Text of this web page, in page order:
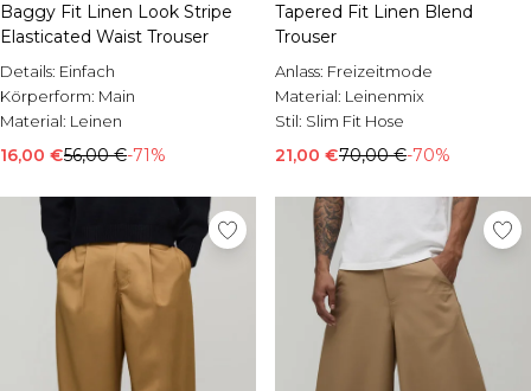
Baggy Fit Linen Look Stripe
Elasticated Waist Trouser
Details: Einfach
Körperform: Main
Material: Leinen
16,00 €56,00 €-71%
Tapered Fit Linen Blend
Trouser
Anlass: Freizeitmode
Material: Leinenmix
Stil: Slim Fit Hose
21,00 €70,00 €-70%